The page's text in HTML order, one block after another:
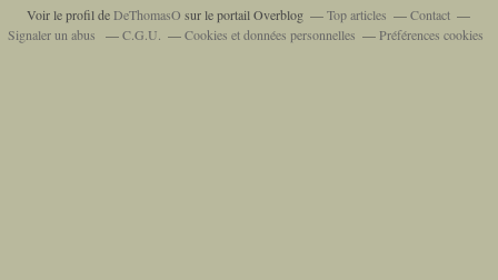
Voir le profil de DeThomasO sur le portail Overblog Top articles
Contact
Signaler un abus
C.G.U. Cookies et données personnelles Préférences cookies